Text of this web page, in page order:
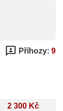
3p Příhozy: 9
2 300 Kč